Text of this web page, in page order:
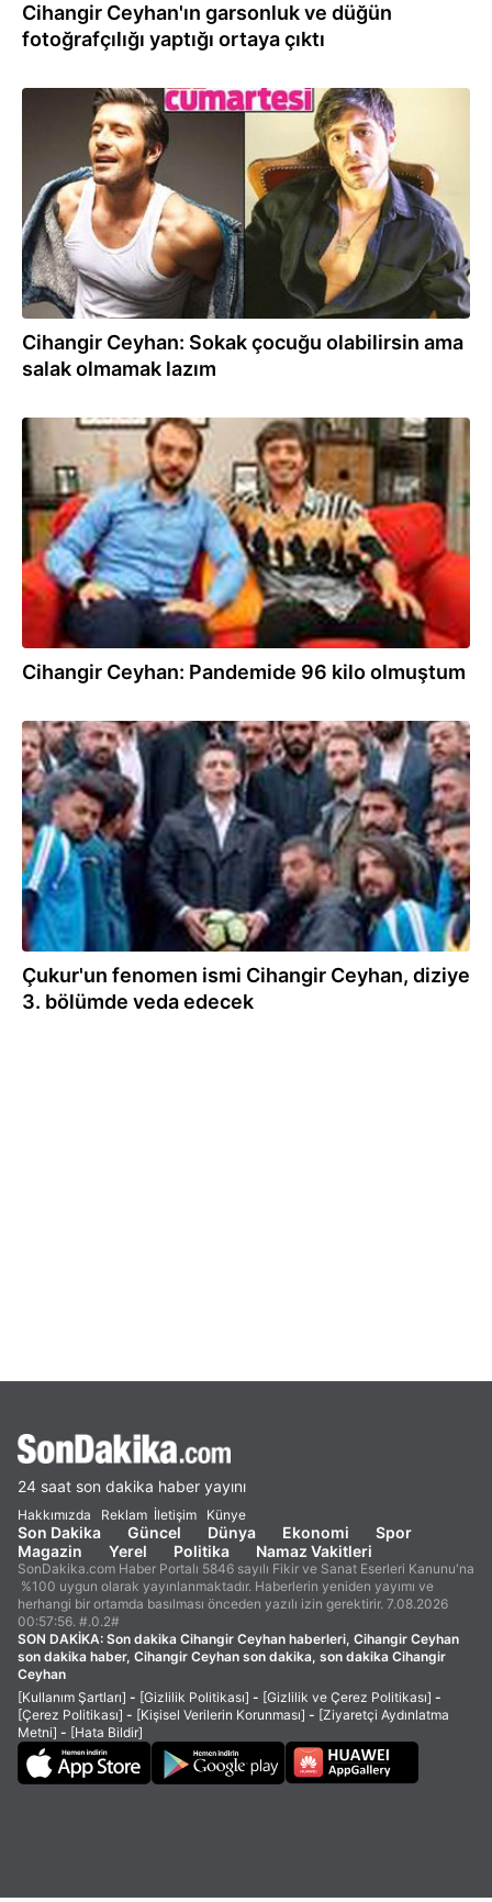
Cihangir Ceyhan'ın garsonluk ve düğün
fotoğrafçılığı yaptığı ortaya çıktı
09.01.2021
Cihangir Ceyhan: Sokak çocuğu olabilirsin ama
salak olmamak lazım
12.12.2020
Cihangir Ceyhan: Pandemide 96 kilo olmuştum
28.08.2020
Çukur'un fenomen ismi Cihangir Ceyhan, diziye
3. bölümde veda edecek
24 saat son dakika haber yayını
Hakkımızda Reklam İletişim Künye
Son Dakika Güncel Dünya Ekonomi
Spor
Magazin
Yerel Politika Namaz Vakitleri
SonDakika.com Haber Portalı 5846 sayılı Fikir ve Sanat Eserleri Kanunu'na
%100 uygun olarak yayınlanmaktadır. Haberlerin yeniden yayımı ve
herhangi bir ortamda basılması önceden yazılı izin gerektirir. 7.08.2026
00:57:56. #.0.2#
SON DAKİKA: Son dakika Cihangir Ceyhan haberleri, Cihangir Ceyhan
son dakika haber, Cihangir Ceyhan son dakika, son dakika Cihangir
Ceyhan
[Kullanım Şartları] - [Gizlilik Politikası] - [Gizlilik ve Çerez Politikası] -
[Çerez Politikası] - [Kişisel Verilerin Korunması] - [Ziyaretçi Aydınlatma
Metni] - [Hata Bildir]